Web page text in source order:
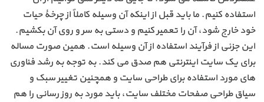
استفاده کنیم. ما باید قبل از اینکه آن وسیله کاملاً از چرخۀ حیات
خود خارج شود، آن را تعمیر کنیم و دستی به سر و روی آن بکشیم.
این جزئی از فرآیند استفاده از آن وسیله است. همین صورت مساله
برای یک سایت اینترنتی هم صدق می کند. به توجه به رشد فناوری
های مورد استفاده برای طراحی سایت و همچنین تغییر سبک و
سیاق طراحی صفحات مختلف سایت، باید مورد به روز رسانی را هم